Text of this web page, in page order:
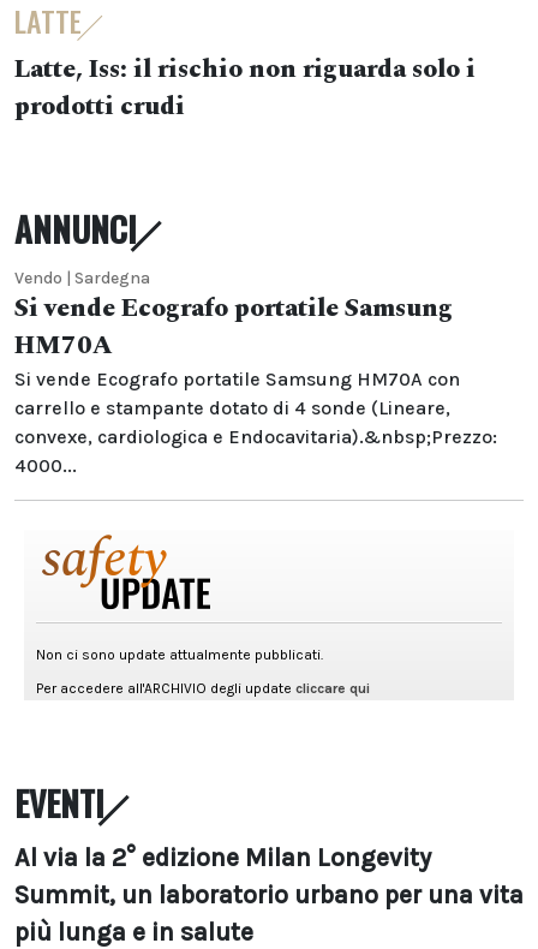
LATTE
Latte, Iss: il rischio non riguarda solo i
prodotti crudi
ANNUNCI
Vendo | Sardegna
Si vende Ecografo portatile Samsung
HM70A
Si vende Ecografo portatile Samsung HM70A con
carrello e stampante dotato di 4 sonde (Lineare,
convexe, cardiologica e Endocavitaria).&nbsp;Prezzo:
4000...
EVENTI
Al via la 2° edizione Milan Longevity
Summit, un laboratorio urbano per una vita
più lunga e in salute